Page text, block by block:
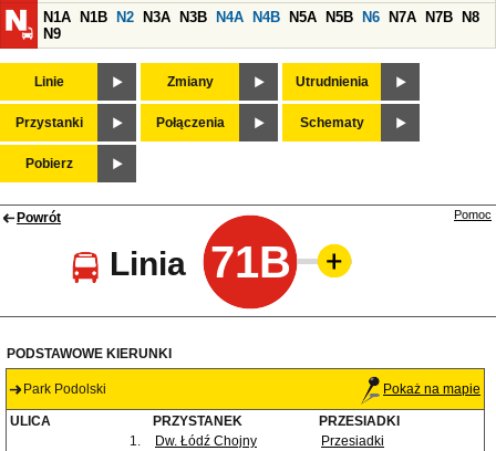
N1A
N1B N2 N3A N3B N4A N4B N5A N5B N6 N7A N7B
N8
N9
Linie Zmiany Utrudnienia
Przystanki Połączenia Schematy
Pobierz
Powrót
Linia 71B
Pomoc
PODSTAWOWE KIERUNKI
Park Podolski Pokaż na mapie
ULICA PRZYSTANEK
PRZESIADKI
1.
Dw. Łódź Chojny
Przesiadki